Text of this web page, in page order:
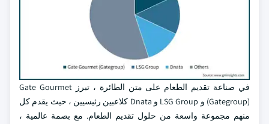
في صناعة تقديم الطعام على متن الطائرة ، تبرز Gate Gourmet
(Gategroup) و LSG Group و Dnata كلاعبين رئيسيين ، حيث يقدم كل
منهم مجموعة واسعة من حلول تقديم الطعام. مع بصمة عالمية ،